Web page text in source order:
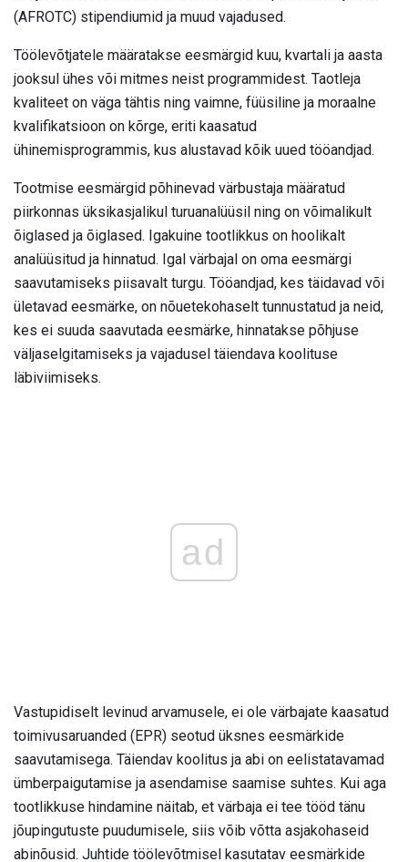
(AFROTC) stipendiumid ja muud vajadused.
Töölevõtjatele määratakse eesmärgid kuu, kvartali ja aasta
jooksul ühes või mitmes neist programmidest. Taotleja
kvaliteet on väga tähtis ning vaimne, füüsiline ja moraalne
kvalifikatsioon on kõrge, eriti kaasatud
ühinemisprogrammis, kus alustavad kõik uued tööandjad.
Tootmise eesmärgid põhinevad värbustaja määratud
piirkonnas üksikasjalikul turuanalüüsil ning on võimalikult
õiglased ja õiglased. Igakuine tootlikkus on hoolikalt
analüüsitud ja hinnatud. Igal värbajal on oma eesmärgi
saavutamiseks piisavalt turgu. Tööandjad, kes täidavad või
ületavad eesmärke, on nõuetekohaselt tunnustatud ja neid,
kes ei suuda saavutada eesmärke, hinnatakse põhjuse
väljaselgitamiseks ja vajadusel täiendava koolituse
läbiviimiseks.
ad
Vastupidiselt levinud arvamusele, ei ole värbajate kaasatud
toimivusaruanded (EPR) seotud üksnes eesmärkide
saavutamisega. Täiendav koolitus ja abi on eelistatavamad
ümberpaigutamise ja asendamise saamise suhtes. Kui aga
tootlikkuse hindamine näitab, et värbaja ei tee tööd tänu
jõupingutuste puudumisele, siis võib võtta asjakohaseid
abinõusid. Juhtide töölevõtmisel kasutatav eesmärkide